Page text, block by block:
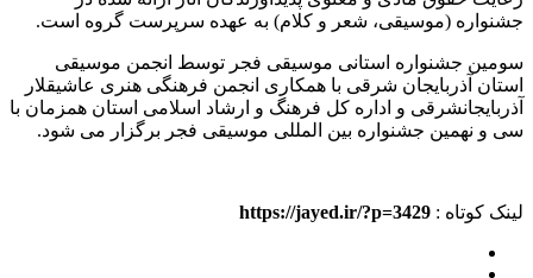
جشنواره (موسیقی، شعر و کلام) به عهده سرپرست گروه است.
سومین جشنواره استانی موسیقی فجر توسط انجمن موسیقی
استان آذربایجان شرقی با همکاری انجمن فرهنگی هنری عاشیقلار
آذربایجان­شرقی و اداره کل فرهنگ و ارشاد اسلامی استان همزمان با
سی و نهمین جشنواره بین المللی موسیقی فجر برگزار می­ شود.
لینک کوتاه : https://jayed.ir/?p=3429